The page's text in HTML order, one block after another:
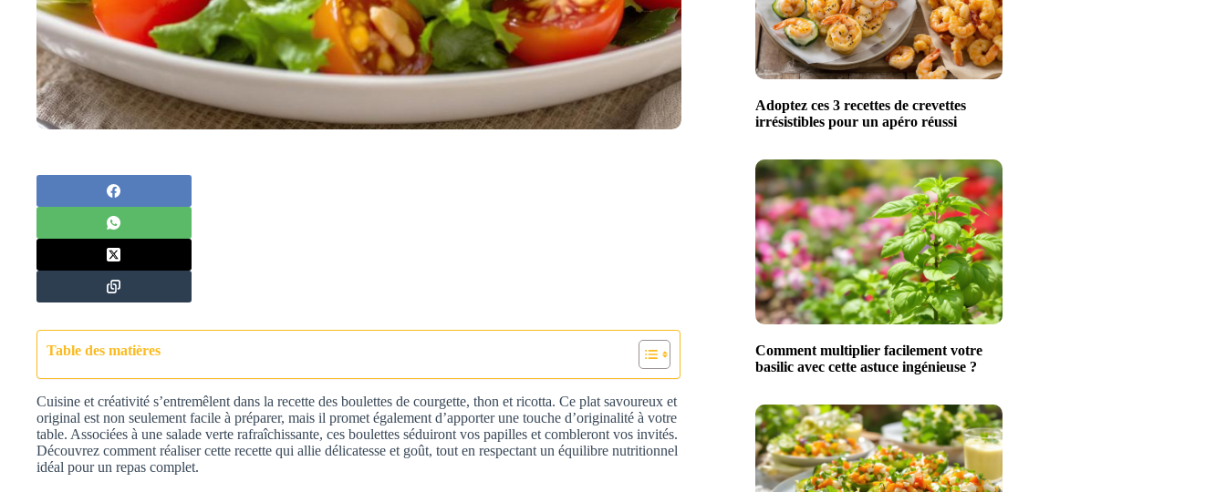
Table des matières
Cuisine et créativité s’entremêlent dans la recette des boulettes de courgette, thon et ricotta. Ce plat savoureux et
original est non seulement facile à préparer, mais il promet également d’apporter une touche d’originalité à votre
table. Associées à une salade verte rafraîchissante, ces boulettes séduiront vos papilles et combleront vos invités.
Découvrez comment réaliser cette recette qui allie délicatesse et goût, tout en respectant un équilibre nutritionnel
idéal pour un repas complet.
Adoptez ces 3 recettes de crevettes
irrésistibles pour un apéro réussi
Comment multiplier facilement votre
basilic avec cette astuce ingénieuse ?